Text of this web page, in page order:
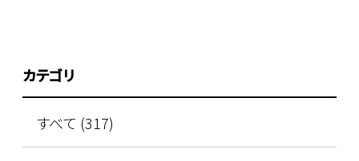
カテゴリ
すべて (317)